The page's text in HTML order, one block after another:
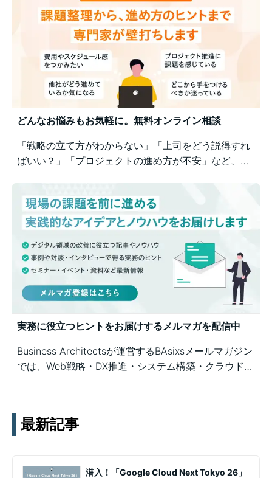
どんなお悩みもお気軽に。無料オンライン相談
「戦略の立て方がわからない」「上司をどう説得すれ
ばいい？」「プロジェクトの進め方が不安」など、業
実務に役立つヒントをお届けするメルマガを配信中
Business Architectsが運営するBAsixsメールマガジン
では、Web戦略・DX推進・システム構築・クラウド活
最新記事
潜入！「Google Cloud Next Tokyo 26」